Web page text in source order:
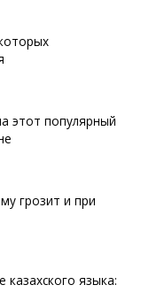
этот популярный
грозит и при
языка: